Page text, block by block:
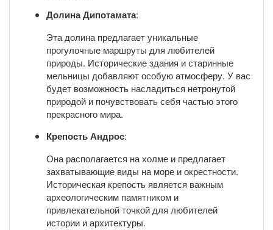
Долина Дипотамата:
Эта долина предлагает уникальные
прогулочные маршруты для любителей
природы. Исторические здания и старинные
мельницы добавляют особую атмосферу. У вас
будет возможность насладиться нетронутой
природой и почувствовать себя частью этого
прекрасного мира.
Крепость Андрос:
Она располагается на холме и предлагает
захватывающие виды на море и окрестности.
Историческая крепость является важным
археологическим памятником и
привлекательной точкой для любителей
истории и архитектуры.